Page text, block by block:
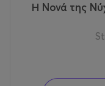
Η Νονά της